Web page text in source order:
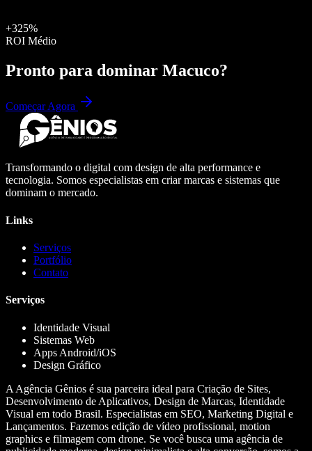
+325%
ROI Médio
Pronto para dominar Macuco?
Começar Agora
Transformando o digital com design de alta performance e
tecnologia. Somos especialistas em criar marcas e sistemas que
dominam o mercado.
Links
Serviços
Portfólio
Contato
Serviços
Identidade Visual
Sistemas Web
Apps Android/iOS
Design Gráfico
A Agência Gênios é sua parceira ideal para Criação de Sites,
Desenvolvimento de Aplicativos, Design de Marcas, Identidade
Visual em todo Brasil. Especialistas em SEO, Marketing Digital e
Lançamentos. Fazemos edição de vídeo profissional, motion
graphics e filmagem com drone. Se você busca uma agência de